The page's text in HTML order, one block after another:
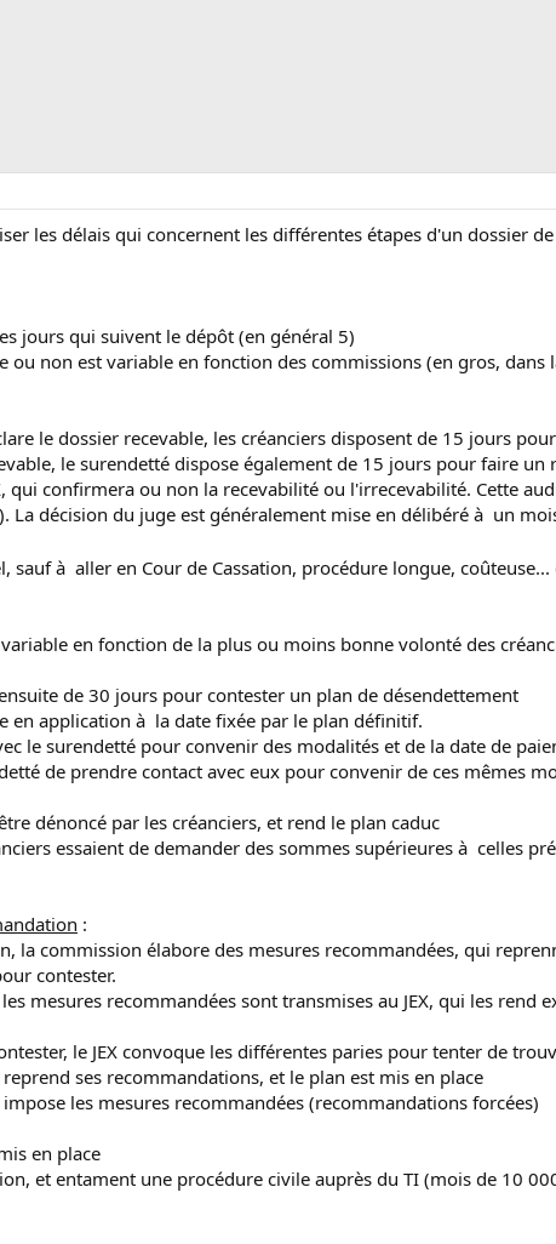
les délais qui concernent les différentes étapes d'un dossier
jours qui suivent le dépôt (en général 5)
ou non est variable en fonction des commissions (en gros,
le dossier recevable, les créanciers disposent de 15 jours
le surendetté dispose également de 15 jours pour faire un
qui confirmera ou non la recevabilité ou l'irrecevabilité. Cette
La décision du juge est généralement mise en délibéré à un
sauf à aller en Cour de Cassation, procédure longue, coûteuse...
en fonction de la plus ou moins bonne volonté des
de 30 jours pour contester un plan de désendettement
en application à la date fixée par le plan définitif.
le surendetté pour convenir des modalités et de la date de
de prendre contact avec eux pour convenir de ces mêmes
dénoncé par les créanciers, et rend le plan caduc
essaient de demander des sommes supérieures à celles
:
la commission élabore des mesures recommandées, qui
contester.
mesures recommandées sont transmises au JEX, qui les rend
le JEX convoque les différentes paries pour tenter de
ses recommandations, et le plan est mis en place
les mesures recommandées (recommandations forcées)
en place
et entament une procédure civile auprès du TI (mois de 10